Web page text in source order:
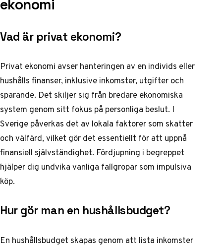
ekonomi
Vad är privat ekonomi?
Privat ekonomi avser hanteringen av en individs eller
hushålls finanser, inklusive inkomster, utgifter och
sparande. Det skiljer sig från bredare ekonomiska
system genom sitt fokus på personliga beslut. I
Sverige påverkas det av lokala faktorer som skatter
och välfärd, vilket gör det essentiellt för att uppnå
finansiell självständighet. Fördjupning i begreppet
hjälper dig undvika vanliga fallgropar som impulsiva
köp.
Hur gör man en hushållsbudget?
En hushållsbudget skapas genom att lista inkomster